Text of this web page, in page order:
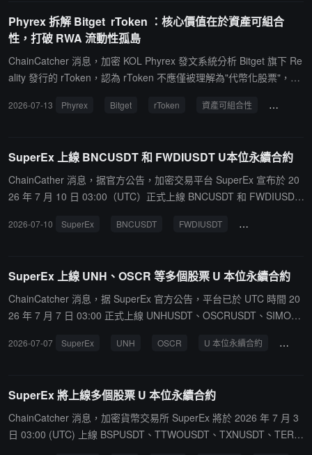
Phyrex 拆解 Bitget rToken ：核心價值在於資產可組合
性，打破 RWA 流動性孤島
ChainCatcher 消息，加密 KOL Phyrex 發文系統分析 Bitget 旗下 Re
ality 發行的 rToken，認為 rToken 不應僅被理解為"代幣化股票"，其
性孤島的局限。Phyrex 重點拆解了三種可直接落地的交易策略：放
脫鉤風險、UTA 統一帳戶聯合保證金提升資產效率、週五收盤價錨定
的週末抵押品估值實現風險可控，最終實現同一帳戶內管理 Crypto、
股票代幣及衍生品頭寸，降低多平台調倉與資金劃轉成本。
2026-07-13 Phyrex Bitget rToken 資產可組合性 RWA 流
SuperEx 上線 BNCUSDT 和 FWDIUSDT U本位永續合約
ChainCather 消息，据官方公告，加密交易平台 SuperEx 宣布於 20
26 年 7 月 10 日 03:00（UTC）正式上線 BNCUSDT 和 FWDIUSDT
倉、逐倉以及分倉模式，用戶目前可通過 SuperEx 的 Web 端及 APP
2026-07-10 SuperEx BNCUSDT FWDIUSDT 永續合約
SuperEx 上線 UNH、OSCR 等多個股票 U 本位永續合約
ChainCatcher 消息，据 SuperEx 官方公告，平台已於 UTC 時間 20
26 年 7 月 7 日 03:00 正式上線 UNHUSDT、OSCRUSDT、SIMOU
合約交易對均支持全倉、逐倉及分倉模式，用戶目前已可通過 Super
2026-07-07 SuperEx UNH OSCR U 本位永續合約 交易對
SuperEx 將上線多個股票 U 本位永續合約
ChainCatcher 消息，加密貨幣交易所 SuperEx 將於 2026 年 7 月 3
日 03:00 (UTC) 上線 BSPUSDT、TTWOUSDT、TXNUSDT、TERU